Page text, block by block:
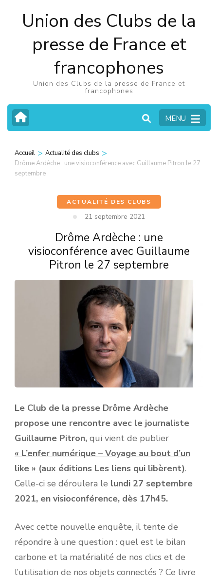
Union des Clubs de la
presse de France et
francophones
Union des Clubs de la presse de France et
francophones
MENU
Accueil > Actualité des clubs >
Drôme Ardèche : une visioconférence avec Guillaume Pitron le 27
septembre
ACTUALITÉ DES CLUBS
21 septembre 2021
Drôme Ardèche : une
visioconférence avec Guillaume
Pitron le 27 septembre
Le Club de la presse Drôme Ardèche
propose une rencontre avec le journaliste
Guillaume Pitron, qui vient de publier
« L’enfer numérique – Voyage au bout d’un
like » (aux éditions Les liens qui libèrent).
Celle-ci se déroulera le lundi 27 septembre
2021, en visioconférence, dès 17h45.
Avec cette nouvelle enquête, il tente de
répondre à une question : quel est le bilan
carbone et la matérialité de nos clics et de
l’utilisation de nos objets connectés ? Ce livre